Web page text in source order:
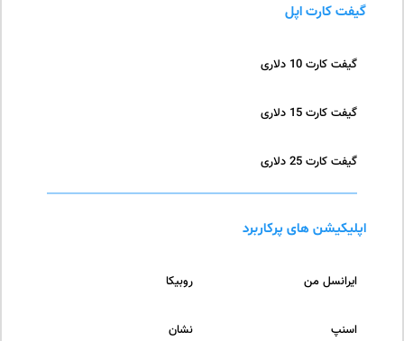
گیفت کارت اپل
گیفت کارت 10 دلاری
گیفت کارت 15 دلاری
گیفت کارت 25 دلاری
اپلیکیشن های پرکاربرد
روبیکا ایرانسل من
نشان اسنپ